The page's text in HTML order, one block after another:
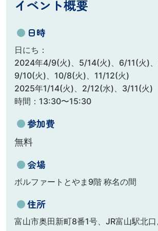
イベント概要
● 日時
日にち：
2024年4/9(火)、5/14(火)、6/11(火)、
9/10(火)、10/8(火)、11/12(火)
2025年1/14(火)、2/12(水)、3/11(火)
時間：13:30〜15:30
●参加費
無料
●会場
ボルファートとやま9階 称名の間
●住所
富山市奥田新町8番1号、JR富山駅北